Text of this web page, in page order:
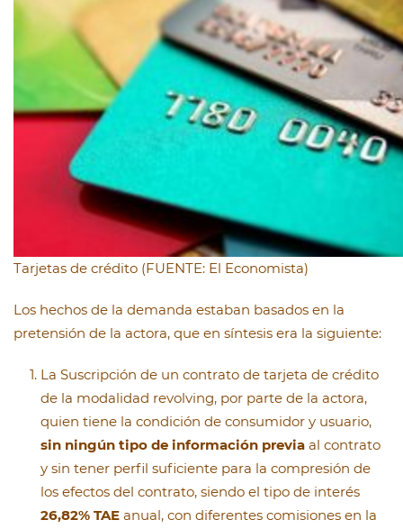
Tarjetas de crédito (FUENTE: El Economista)
Los hechos de la demanda estaban basados en la
pretensión de la actora, que en síntesis era la siguiente:
La Suscripción de un contrato de tarjeta de crédito
de la modalidad revolving, por parte de la actora,
quien tiene la condición de consumidor y usuario,
sin ningún tipo de información previa al contrato
y sin tener perfil suficiente para la compresión de
los efectos del contrato, siendo el tipo de interés
26,82% TAE anual, con diferentes comisiones en la